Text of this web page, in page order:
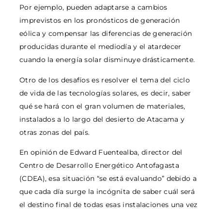
Por ejemplo, pueden adaptarse a cambios
imprevistos en los pronósticos de generación
eólica y compensar las diferencias de generación
producidas durante el mediodía y el atardecer
cuando la energía solar disminuye drásticamente.
Otro de los desafíos es resolver el tema del ciclo
de vida de las tecnologías solares, es decir, saber
qué se hará con el gran volumen de materiales,
instalados a lo largo del desierto de Atacama y
otras zonas del país.
En opinión de Edward Fuentealba, director del
Centro de Desarrollo Energético Antofagasta
(CDEA), esa situación “se está evaluando” debido a
que cada día surge la incógnita de saber cuál será
el destino final de todas esas instalaciones una vez